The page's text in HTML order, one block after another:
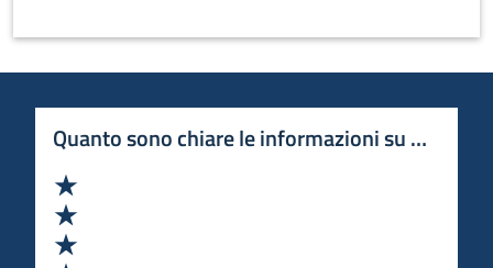
Quanto sono chiare le informazioni su questa